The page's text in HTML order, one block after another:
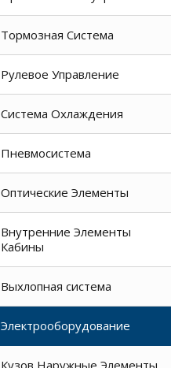
Тормозная Система
Рулевое Управление
Система Охлаждения
Пневмосистема
Оптические Элементы
Внутренние Элементы
Кабины
Выхлопная система
Электрооборудование
Кузов Наружные Элементы